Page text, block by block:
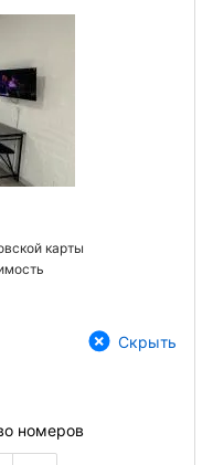
карты
Скрыть
номеров